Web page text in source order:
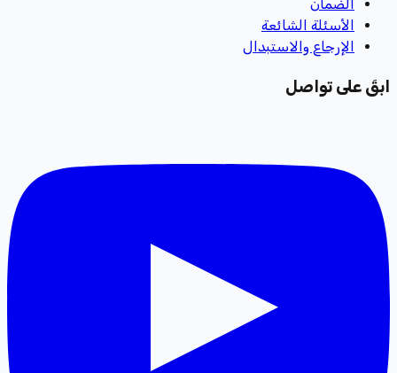
الضمان
الأسئلة الشائعة
الإرجاع والاستبدال
ابقَ على تواصل